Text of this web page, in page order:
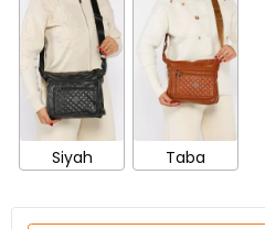
Siyah Taba